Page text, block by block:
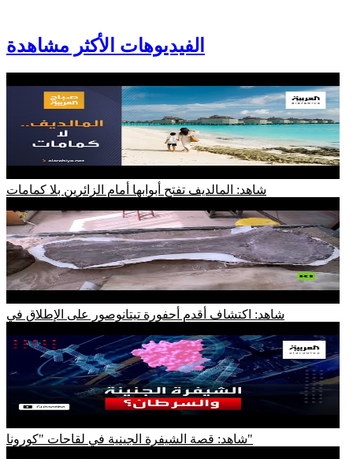
الفيديوهات الأكثر مشاهدة
شاهد: المالديف تفتح أبوابها أمام الزائرين بلا كمامات
شاهد: اكتشاف أقدم أحفورة تيتانوصور على الإطلاق في
شاهد: قصة الشيفرة الجينية في لقاحات "كورونا"